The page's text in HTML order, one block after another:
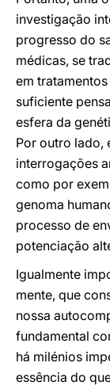
investigação
progresso do
médicas, se
em
suficiente
esfera da
Por outro lado,
interrogações
como por
genoma
processo de
potenciação
Igualmente
mente, que
nossa
fundamental
há milénios
essência do